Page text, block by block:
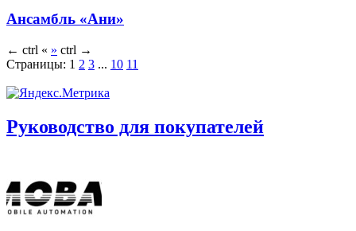
Ансамбль «Ани»
← ctrl « » ctrl →
Страницы: 1 2 3 ... 10 11
Руководство для покупателей